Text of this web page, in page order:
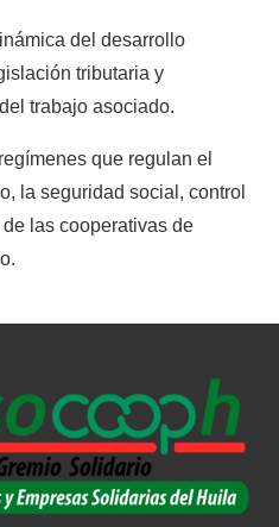
del desarrollo
tributaria y
trabajo asociado.
que regulan el
la seguridad social, control
las cooperativas de